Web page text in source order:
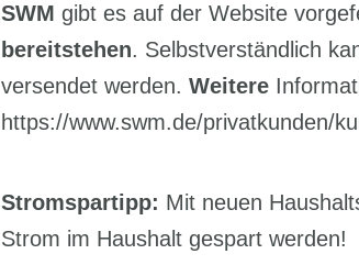
SWM gibt es auf der Website
bereitstehen. Selbstverständlich
versendet werden. Weitere
https://www.swm.de/privatkunden/
Stromspartipp: Mit neuen
Strom im Haushalt gespart werden!